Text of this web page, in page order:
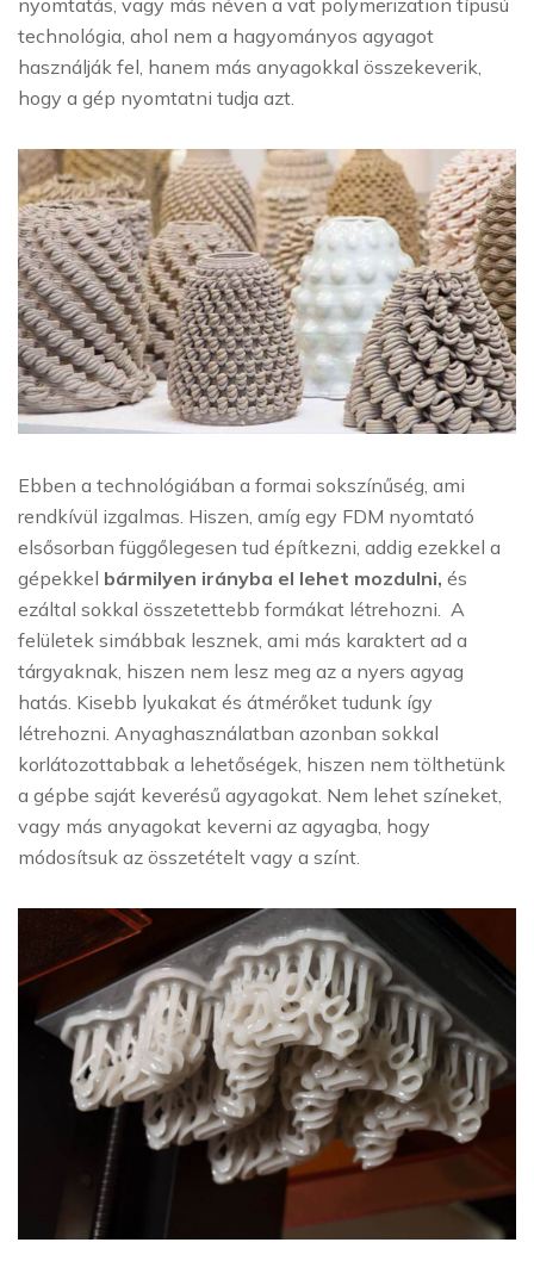
nyomtatás, vagy más néven a vat polymerization típusú
technológia, ahol nem a hagyományos agyagot
használják fel, hanem más anyagokkal összekeverik,
hogy a gép nyomtatni tudja azt.
Ebben a technológiában a formai sokszínűség, ami
rendkívül izgalmas. Hiszen, amíg egy FDM nyomtató
elsősorban függőlegesen tud építkezni, addig ezekkel a
gépekkel bármilyen irányba el lehet mozdulni, és
ezáltal sokkal összetettebb formákat létrehozni. A
felületek simábbak lesznek, ami más karaktert ad a
tárgyaknak, hiszen nem lesz meg az a nyers agyag
hatás. Kisebb lyukakat és átmérőket tudunk így
létrehozni. Anyaghasználatban azonban sokkal
korlátozottabbak a lehetőségek, hiszen nem tölthetünk
a gépbe saját keverésű agyagokat. Nem lehet színeket,
vagy más anyagokat keverni az agyagba, hogy
módosítsuk az összetételt vagy a színt.